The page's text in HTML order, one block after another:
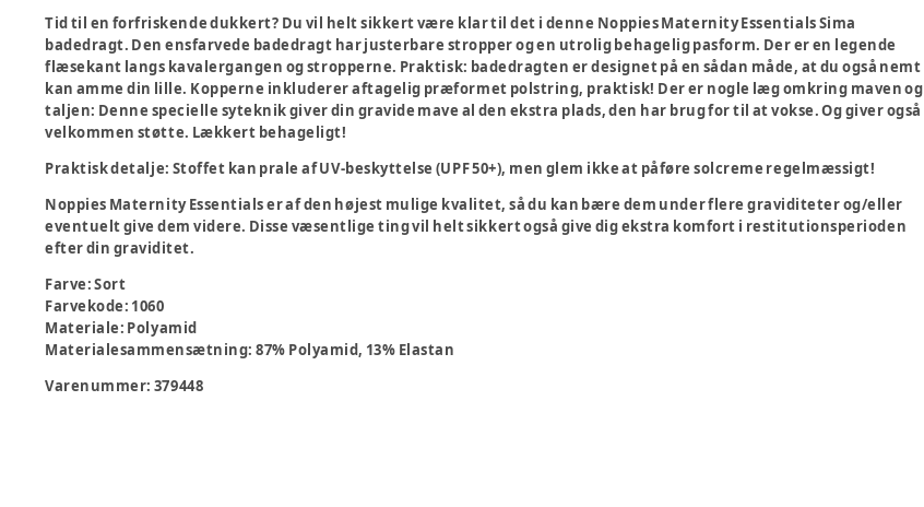
Tid til en forfriskende dukkert? Du vil helt sikkert være klar til det i denne Noppies Maternity Essentials Sima
badedragt. Den ensfarvede badedragt har justerbare stropper og en utrolig behagelig pasform. Der er en legende
flæsekant langs kavalergangen og stropperne. Praktisk: badedragten er designet på en sådan måde, at du også nemt
kan amme din lille. Kopperne inkluderer aftagelig præformet polstring, praktisk! Der er nogle læg omkring maven og
taljen: Denne specielle syteknik giver din gravide mave al den ekstra plads, den har brug for til at vokse. Og giver også
velkommen støtte. Lækkert behageligt!
Praktisk detalje: Stoffet kan prale af UV-beskyttelse (UPF 50+), men glem ikke at påføre solcreme regelmæssigt!
Noppies Maternity Essentials er af den højest mulige kvalitet, så du kan bære dem under flere graviditeter og/eller
eventuelt give dem videre. Disse væsentlige ting vil helt sikkert også give dig ekstra komfort i restitutionsperioden
efter din graviditet.
Farve:Sort
Farvekode: 1060
Materiale: Polyamid
Materialesammensætning:87% Polyamid, 13% Elastan
Varenummer: 379448